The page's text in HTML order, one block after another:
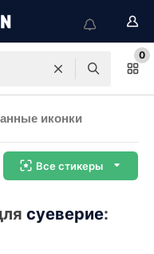
0
иконки
Все стикеры
суеверие: